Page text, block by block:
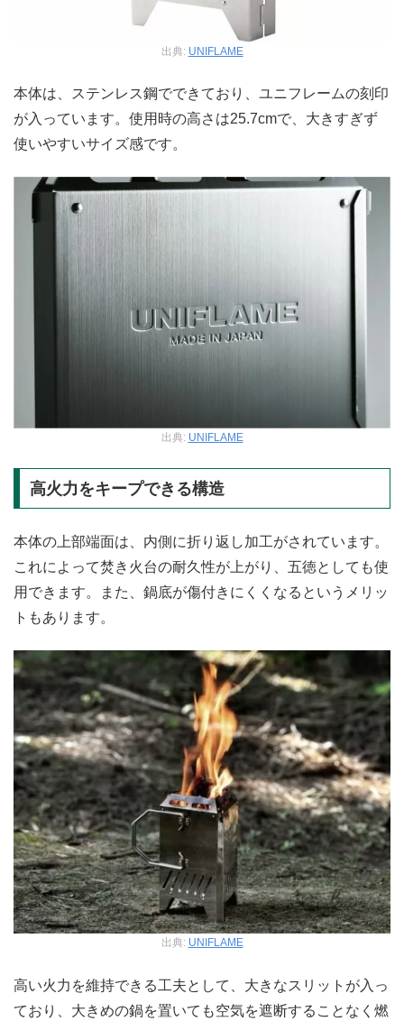
出典: UNIFLAME
本体は、ステンレス鋼でできており、ユニフレームの刻印
が入っています。使用時の高さは25.7cmで、大きすぎず
使いやすいサイズ感です。
出典: UNIFLAME
高火力をキープできる構造
本体の上部端面は、内側に折り返し加工がされています。
これによって焚き火台の耐久性が上がり、五徳としても使
用できます。また、鍋底が傷付きにくくなるというメリッ
トもあります。
出典: UNIFLAME
高い火力を維持できる工夫として、大きなスリットが入っ
ており、大きめの鍋を置いても空気を遮断することなく燃